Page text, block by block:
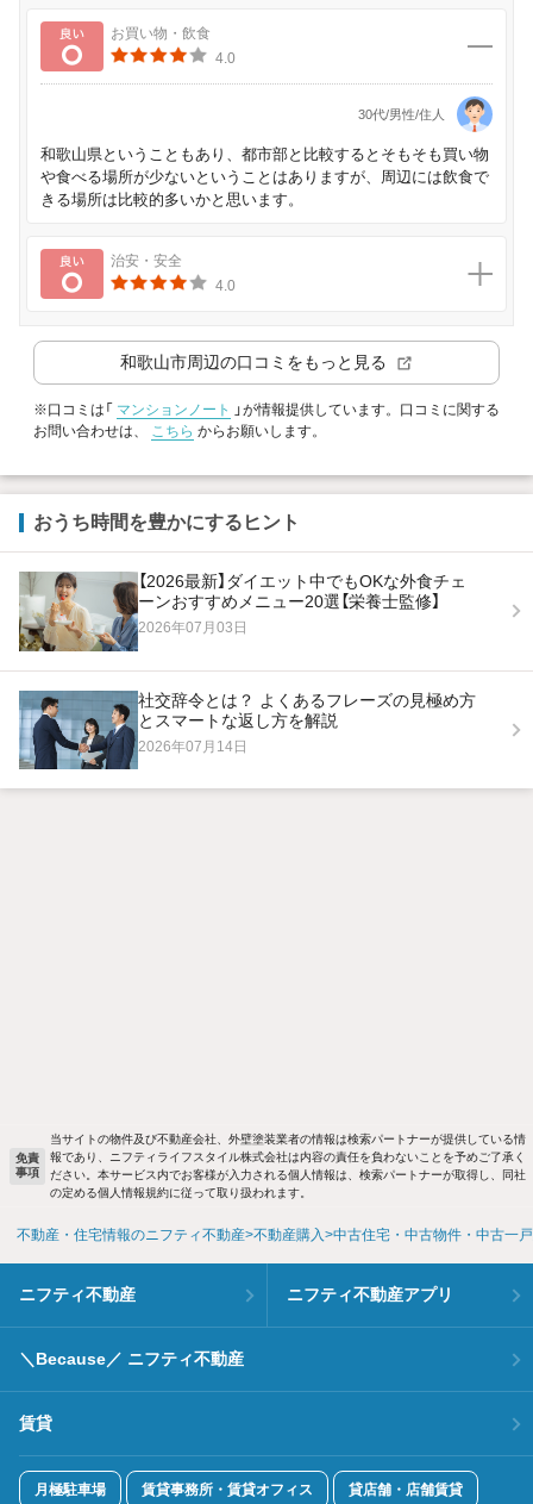
良い
お買い物・飲食
4.0
30代/男性/住人
和歌山県ということもあり、都市部と比較するとそもそも買い物
や食べる場所が少ないということはありますが、周辺には飲食で
きる場所は比較的多いかと思います。
良い
治安・安全
4.0
和歌山市周辺の口コミをもっと見る
※口コミは「 マンションノート
」が情報提供しています。口コミに関する
お問い合わせは、 こちら からお願いします。
おうち時間を豊かにするヒント
【2026最新】ダイエット中でもOKな外食チェ
ーンおすすめメニュー20選【栄養士監修】
2026年07月03日
社交辞令とは？ よくあるフレーズの見極め方
とスマートな返し方を解説
2026年07月14日
免責
事項
当サイトの物件及び不動産会社、外壁塗装業者の情報は検索パートナーが提供している情
報であり、ニフティライフスタイル株式会社は内容の責任を負わないことを予めご了承く
ださい。本サービス内でお客様が入力される個人情報は、検索パートナーが取得し、同社
の定める個人情報規約に従って取り扱われます。
不動産・住宅情報のニフティ不動産 不動産購入 中古住宅・中古物件・中古一
ニフティ不動産 ニフティ不動産アプリ
＼Because／ ニフティ不動産
賃貸
月極駐車場 賃貸事務所・賃貸オフィス 貸店舗・店舗賃貸